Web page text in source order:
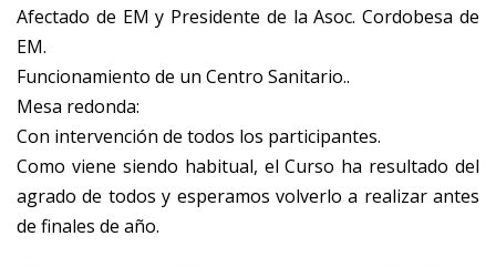
Afectado de EM y Presidente de la Asoc. Cordobesa de
EM.
Funcionamiento de un Centro Sanitario..
Mesa redonda:
Con intervención de todos los participantes.
Como viene siendo habitual, el Curso ha resultado del
agrado de todos y esperamos volverlo a realizar antes
de finales de año.